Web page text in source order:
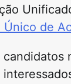
Único de